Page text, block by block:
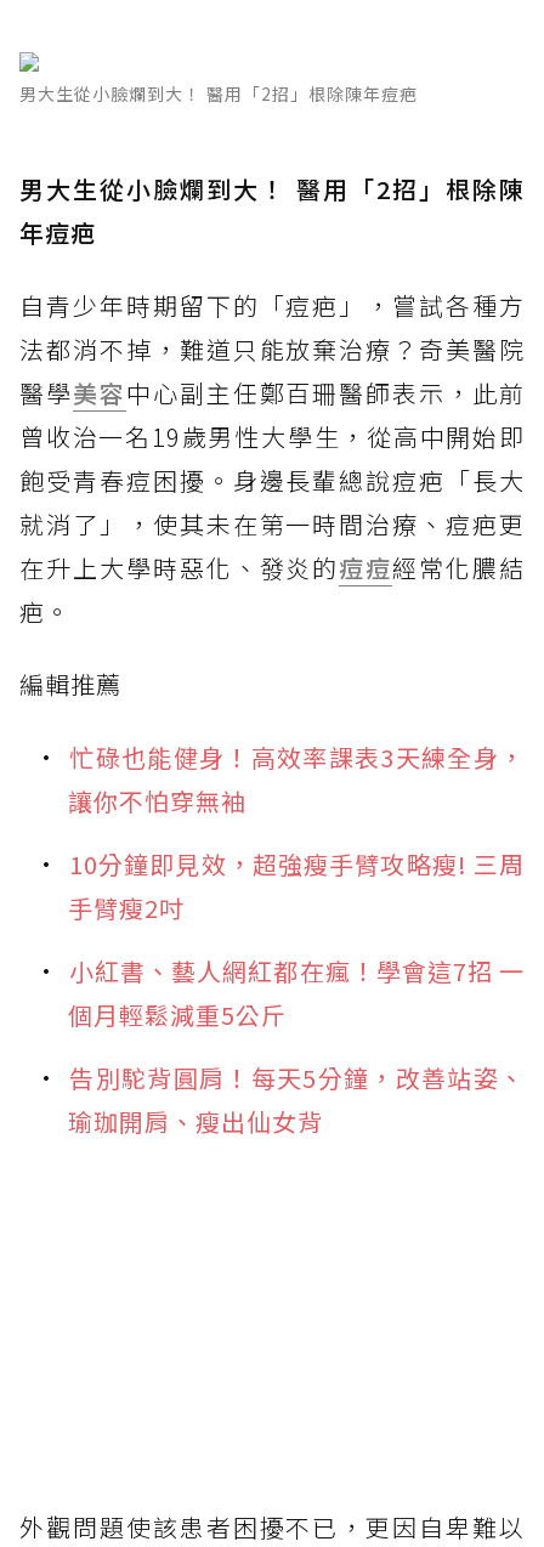
男大生從小臉爛到大！ 醫用「2招」根除陳年痘疤
男大生從小臉爛到大！ 醫用「2招」根除陳
年痘疤
自青少年時期留下的「痘疤」，嘗試各種方
法都消不掉，難道只能放棄治療？奇美醫院
醫學美容中心副主任鄭百珊醫師表示，此前
曾收治一名19歲男性大學生，從高中開始即
飽受青春痘困擾。身邊長輩總說痘疤「長大
就消了」，使其未在第一時間治療、痘疤更
在升上大學時惡化、發炎的痘痘經常化膿結
疤。
編輯推薦
忙碌也能健身！高效率課表3天練全身，
讓你不怕穿無袖
10分鐘即見效，超強瘦手臂攻略瘦! 三周
手臂瘦2吋
小紅書、藝人網紅都在瘋！學會這7招 一
個月輕鬆減重5公斤
告別駝背圓肩！每天5分鐘，改善站姿、
瑜珈開肩、瘦出仙女背
外觀問題使該患者困擾不已，更因自卑難以